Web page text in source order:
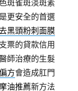
斑雀斑淡斑素
是更安全的首選
黑頭粉刺面膜
票的貸款信用
師治療的生髮
方會造成肛門
油推薦新方法